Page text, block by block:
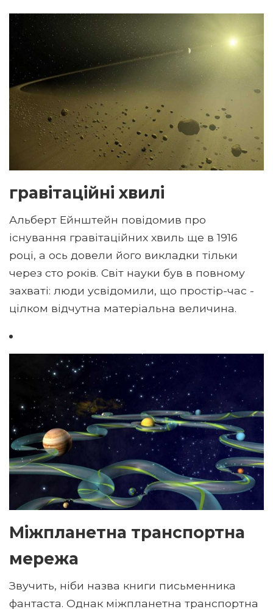
гравітаційні хвилі
Альберт Ейнштейн повідомив про
існування гравітаційних хвиль ще в 1916
році, а ось довели його викладки тільки
через сто років. Світ науки був в повному
захваті: люди усвідомили, що простір-час -
цілком відчутна матеріальна величина.
Міжпланетна транспортна
мережа
Звучить, ніби назва книги письменника
фантаста. Однак міжпланетна транспортна